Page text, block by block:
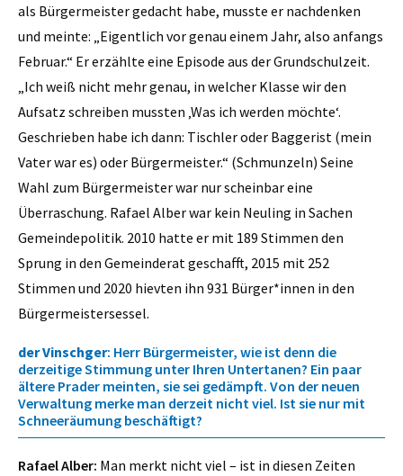
als Bürgermeister gedacht habe, musste er nachdenken
und meinte: „Eigentlich vor genau einem Jahr, also anfangs
Februar.“ Er erzählte eine Episode aus der Grundschulzeit.
„Ich weiß nicht mehr genau, in welcher Klasse wir den
Aufsatz schreiben mussten ‚Was ich werden möchte‘.
Geschrieben habe ich dann: Tischler oder Baggerist (mein
Vater war es) oder Bürgermeister.“ (Schmunzeln) Seine
Wahl zum Bürgermeister war nur scheinbar eine
Überraschung. Rafael Alber war kein Neuling in Sachen
Gemeindepolitik. 2010 hatte er mit 189 Stimmen den
Sprung in den Gemeinderat geschafft, 2015 mit 252
Stimmen und 2020 hievten ihn 931 Bürger*innen in den
Bürgermeistersessel.
der Vinschger: Herr Bürgermeister, wie ist denn die
derzeitige Stimmung unter Ihren Untertanen? Ein paar
ältere Prader meinten, sie sei gedämpft. Von der neuen
Verwaltung merke man derzeit nicht viel. Ist sie nur mit
Schneeräumung beschäftigt?
Rafael Alber: Man merkt nicht viel – ist in diesen Zeiten